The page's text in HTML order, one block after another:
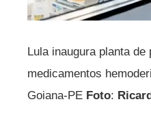
Lula inaugura planta de
medicamentos
Goiana-PE Foto: